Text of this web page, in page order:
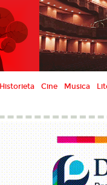
Historieta Cine Musica